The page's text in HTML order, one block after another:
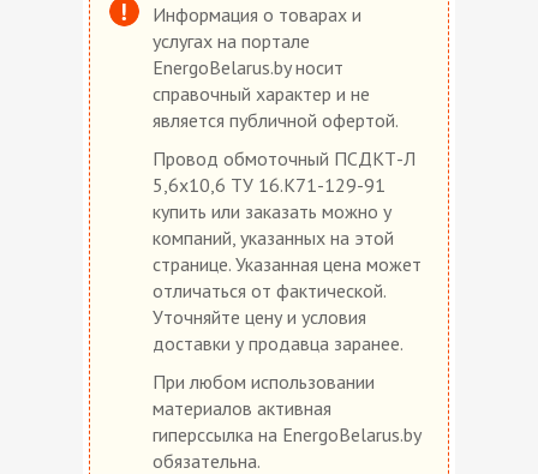
Информация о товарах и
услугах на портале
EnergoBelarus.by носит
справочный характер и не
является публичной офертой.
Провод обмоточный ПСДКТ-Л
5,6х10,6 ТУ 16.К71-129-91
купить или заказать можно у
компаний, указанных на этой
странице. Указанная цена может
отличаться от фактической.
Уточняйте цену и условия
доставки у продавца заранее.
При любом использовании
материалов активная
гиперссылка на EnergoBelarus.by
обязательна.